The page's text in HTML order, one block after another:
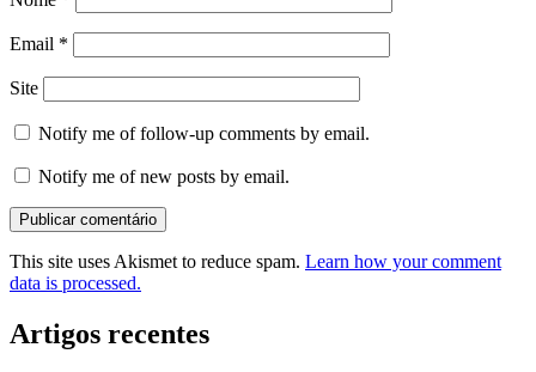
Email *
Site
Notify me of follow-up comments by email.
Notify me of new posts by email.
This site uses Akismet to reduce spam. Learn how your comment
data is processed.
Artigos recentes